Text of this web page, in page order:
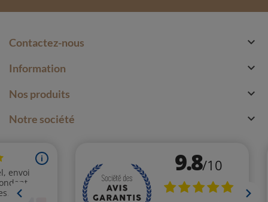
Contactez-nous 
Information 
Nos produits 
Notre société 